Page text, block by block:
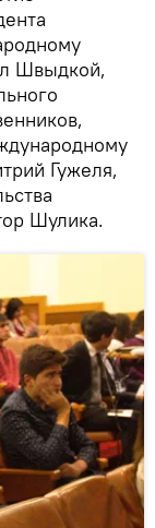
Швыдкой,
Гужеля,
Шулика.